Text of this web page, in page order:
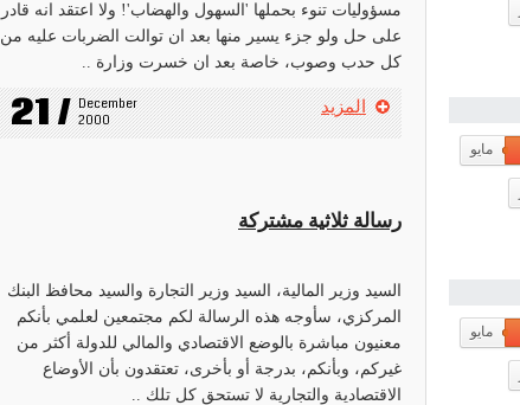
مسؤوليات تنوء بحملها 'السهول والهضاب'! ولا اعتقد انه قادر
على حل ولو جزء يسير منها بعد ان توالت الضربات عليه من
كل حدب وصوب، خاصة بعد ان خسرت وزارة ..
21 / December
2000
المزيد
رسالة ثلاثية مشتركة
السيد وزير المالية، السيد وزير التجارة والسيد محافظ البنك
المركزي، سأوجه هذه الرسالة لكم مجتمعين لعلمي بأنكم
معنيون مباشرة بالوضع الاقتصادي والمالي للدولة أكثر من
غيركم، وبأنكم، بدرجة أو بأخرى، تعتقدون بأن الأوضاع
الاقتصادية والتجارية لا تستحق كل تلك ..
مايو
مايو